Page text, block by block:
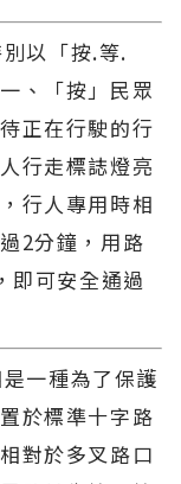
以「按.等.
、「按」民眾
正在行駛的行
行走標誌燈亮
行人專用時相
2分鐘，用路
即可安全通過
一種為了保護
於標準十字路
對於多叉路口